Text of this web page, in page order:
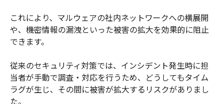
これにより、マルウェアの社内ネットワークへの横展開
や、機密情報の漏洩といった被害の拡大を効果的に阻止
できます。
従来のセキュリティ対策では、インシデント発生時に担
当者が手動で調査・対応を行うため、どうしてもタイム
ラグが生じ、その間に被害が拡大するリスクがありまし
た。